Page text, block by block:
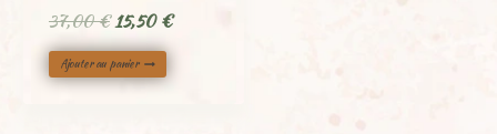
37,00€Le
prix
initial
15,50€Le
prix
Ajouter au panier